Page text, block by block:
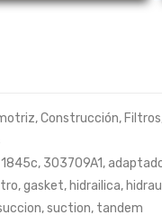
,Construcción, Filtros
1845c, 303709A1,
,gasket, hidrailica,
,suction, tandem